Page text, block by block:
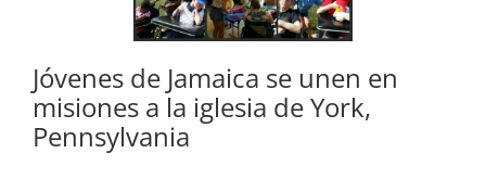
Jóvenes de Jamaica se unen en
misiones a la iglesia de York,
Pennsylvania